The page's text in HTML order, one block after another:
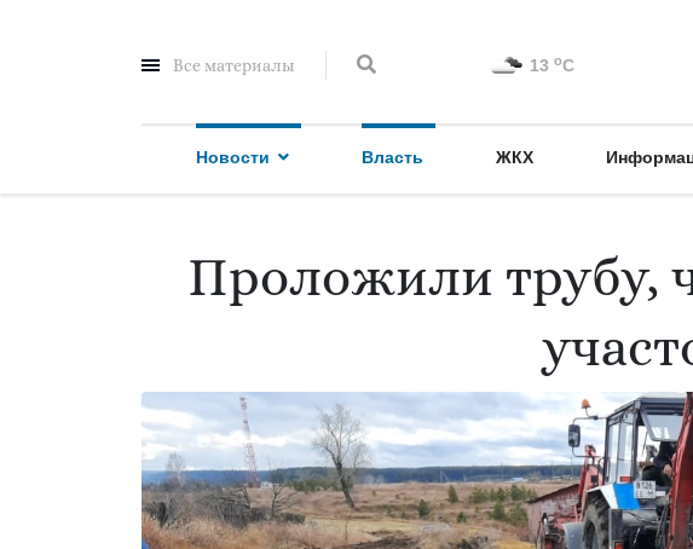
Все материалы 13 oC
Новости Власть ЖКХ
Проложили трубу,